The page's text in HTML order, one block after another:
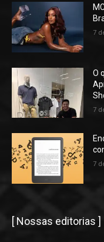
7
O
7
7
[ Nossas editorias ]